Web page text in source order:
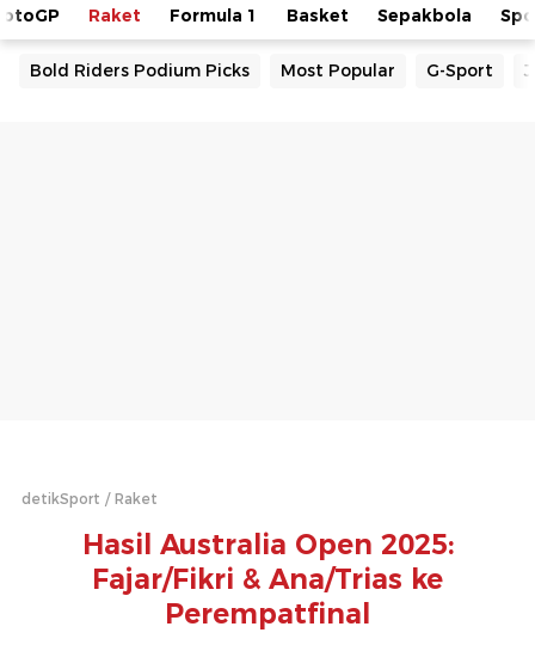
Raket Formula 1 Basket Sepakbola
Bold Riders Podium Picks Most Popular G-Sport
detikSport Raket
Hasil Australia Open 2025:
Fajar/Fikri & Ana/Trias ke
Perempatfinal